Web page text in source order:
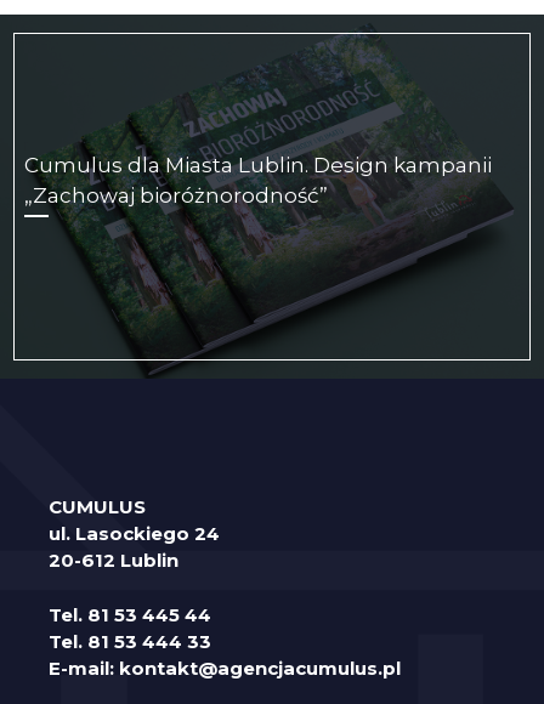
Cumulus dla Miasta Lublin. Design kampanii
„Zachowaj bioróżnorodność”
CUMULUS
ul. Lasockiego 24
20-612 Lublin
Tel. 81 53 445 44
Tel. 81 53 444 33
E-mail: kontakt@agencjacumulus.pl